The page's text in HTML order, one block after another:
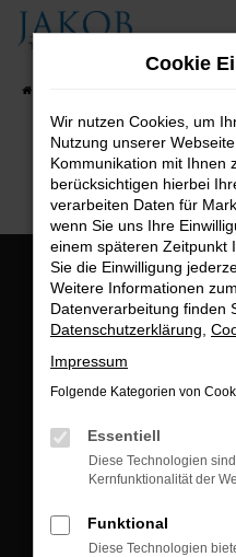
Zum
Montag
Cookie
Wir nutzen Cookies, um
Nutzung unserer
Kommunikation mit Ihnen
berücksichtigen hierbei
verarbeiten Daten für
wenn Sie uns Ihre
einem späteren Zeitpunkt
Sie die Einwilligung
Weitere Informationen
Datenverarbeitung finden
Datenschutzerklärung
Impressum
Folgende Kategorien von
Essentiell
Diese Technologien
Kernfunktionalität der
Funktional
Diese Technologien